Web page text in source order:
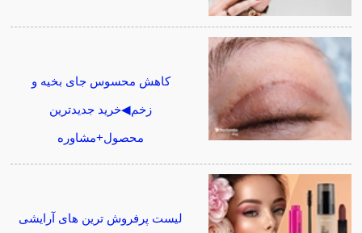
کاهش محسوس جای بخیه و
زخم◀خرید جدیدترین
محصول+مشاوره
لیست پرفروش ترین های آرایشی